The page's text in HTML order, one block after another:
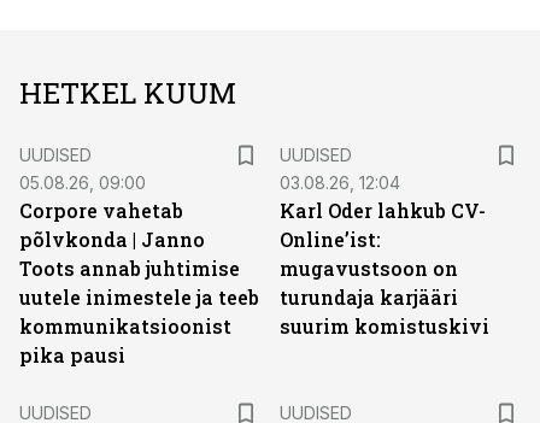
HETKEL KUUM
UUDISED
05.08.26, 09:00
Corpore vahetab
põlvkonda | Janno
Toots annab juhtimise
uutele inimestele ja teeb
kommunikatsioonist
pika pausi
UUDISED
03.08.26, 12:04
Karl Oder lahkub CV-
Online’ist:
mugavustsoon on
turundaja karjääri
suurim komistuskivi
UUDISED
UUDISED